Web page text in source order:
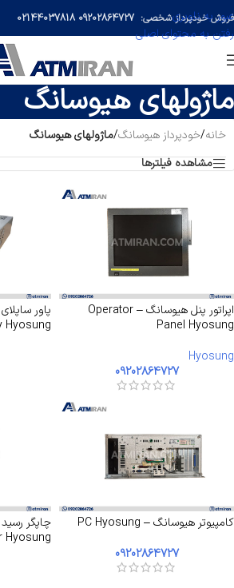
عبور به ناوبری
رفتن به محتوای اصلی
فروش خودپرداز شخصی: 09202864727
02144037818
ماژولهای هیوسانگ
خانه/خودپرداز هیوسانگ/ماژولهای هیوسانگ
مشاهده فیلترها
اپراتور پنل هیوسانگ – Operator
Panel Hyosung
Hyosung
09202864727
پاور
Hyosung
کامپیوتر هیوسانگ – PC Hyosung
09202864727
چاپگر
Hyosung